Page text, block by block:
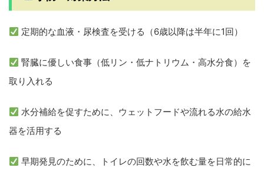
定期的な血液・尿検査を受ける（6歳以降は半年に1回）
腎臓に優しい食事（低リン・低ナトリウム・高水分食）を
取り入れる
水分補給を促すために、ウェットフードや流れる水の給水
器を活用する
早期発見のために、トイレの回数や水を飲む量を日常的に